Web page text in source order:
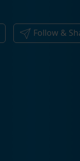
Follow &